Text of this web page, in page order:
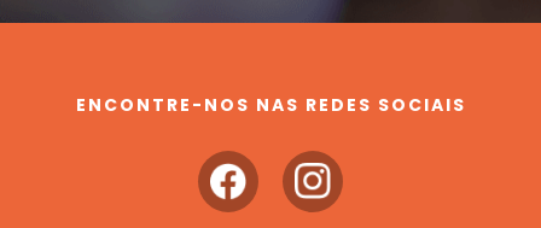
ENCONTRE-NOS NAS REDES SOCIAIS